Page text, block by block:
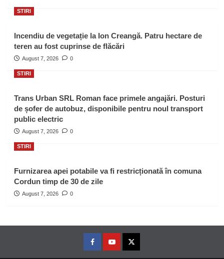
STIRI
Incendiu de vegetație la Ion Creangă. Patru hectare de
teren au fost cuprinse de flăcări
August 7, 2026 0
STIRI
Trans Urban SRL Roman face primele angajări. Posturi
de șofer de autobuz, disponibile pentru noul transport
public electric
August 7, 2026 0
STIRI
Furnizarea apei potabile va fi restricționată în comuna
Cordun timp de 30 de zile
August 7, 2026 0
FacebookYoutubeTwitter